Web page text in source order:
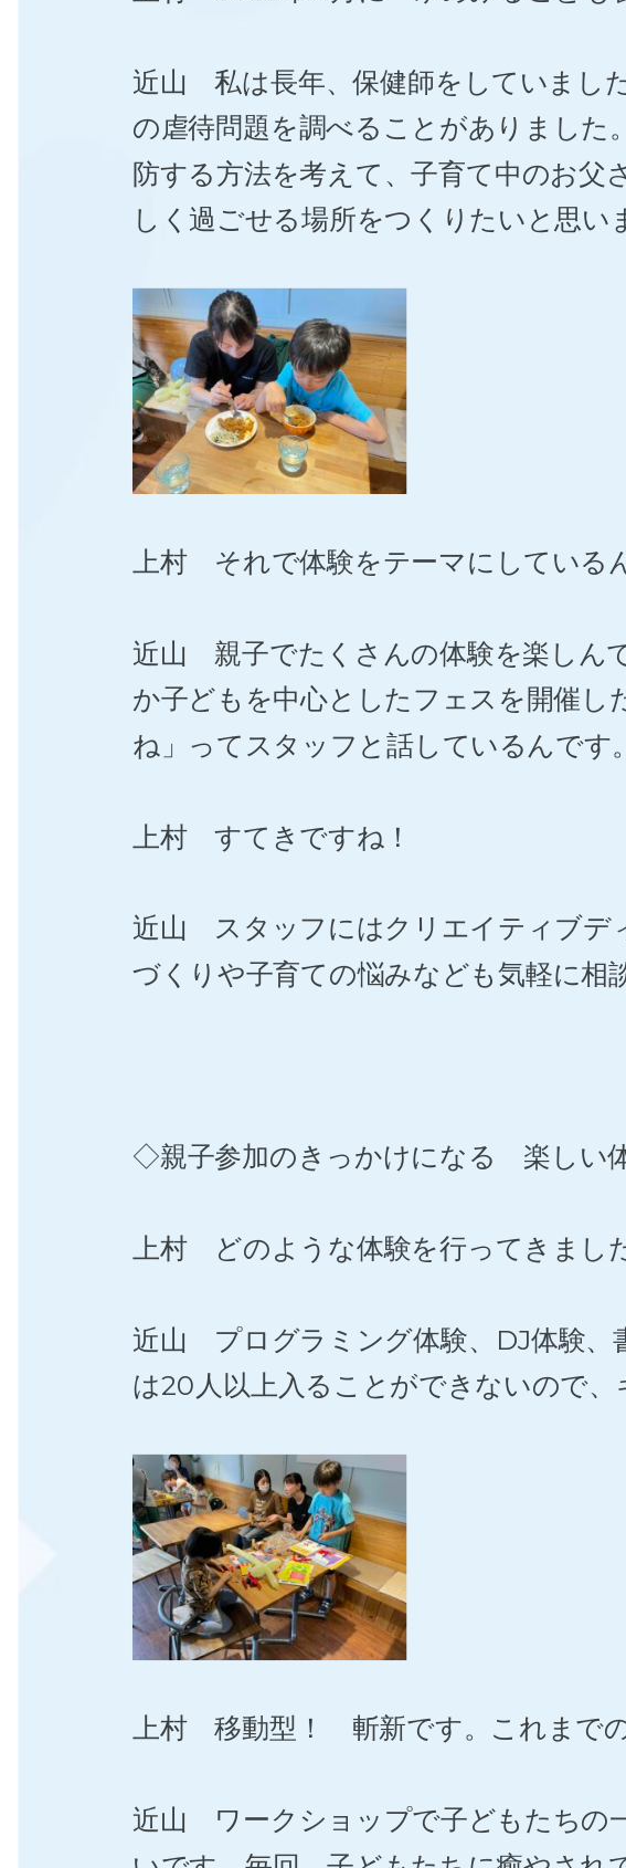
近山 私は長年、保健師をしていまし
の虐待問題を調べることがありました
防する方法を考えて、子育て中のお父
しく過ごせる場所をつくりたいと思い
上村 それで体験をテーマにしている
近山 親子でたくさんの体験を楽しん
か子どもを中心としたフェスを開催
ね」ってスタッフと話しているんです。
上村 すてきですね！
近山 スタッフにはクリエイティブデ
づくりや子育ての悩みなども気軽に相
◇親子参加のきっかけになる 楽しい
上村 どのような体験を行ってきまし
近山 プログラミング体験、DJ体験、
は20人以上入ることができないので、
上村 移動型！ 斬新です。これまでの
近山 ワークショップで子どもたちの